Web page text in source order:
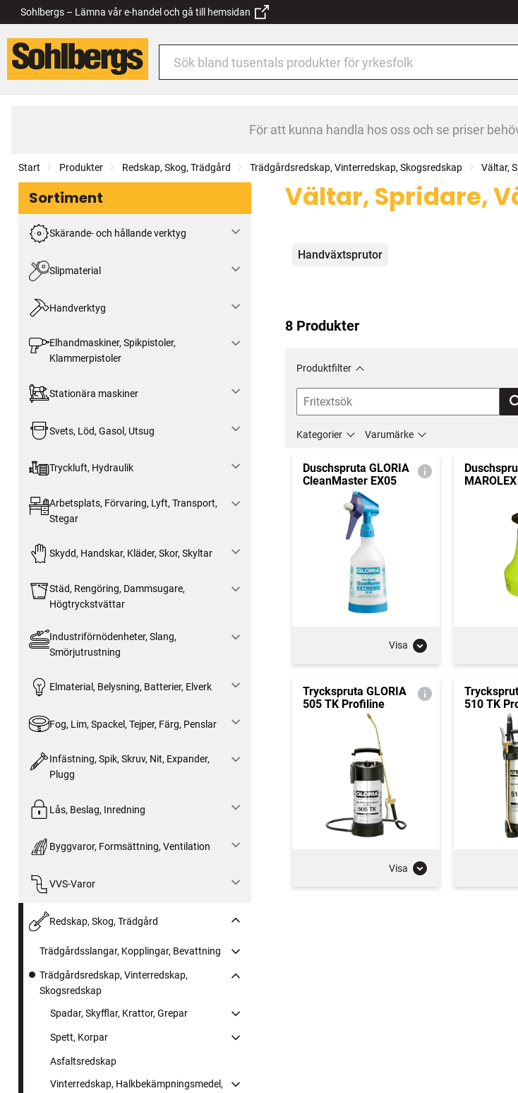
Sohlbergs – Lämna vår e-handel och gå till hemsidan
För att kunna handla hos oss och se priser
Start Produkter Redskap, Skog, Trädgård Trädgårdsredskap, Vinterredskap, Skogsredskap Vältar,
Sortiment
Skärande- och hållande verktyg
Slipmaterial
Handverktyg
Elhandmaskiner, Spikpistoler,
Klammerpistoler
Stationära maskiner
Svets, Löd, Gasol, Utsug
Tryckluft, Hydraulik
Arbetsplats, Förvaring, Lyft, Transport,
Stegar
Skydd, Handskar, Kläder, Skor, Skyltar
Städ, Rengöring, Dammsugare,
Högtryckstvättar
Industriförnödenheter, Slang,
Smörjutrustning
Elmaterial, Belysning, Batterier, Elverk
Fog, Lim, Spackel, Tejper, Färg, Penslar
Infästning, Spik, Skruv, Nit, Expander,
Plugg
Lås, Beslag, Inredning
Byggvaror, Formsättning, Ventilation
VVS-Varor
Redskap, Skog, Trädgård
Trädgårdsslangar, Kopplingar, Bevattning
Trädgårdsredskap, Vinterredskap,
Skogsredskap
Spadar, Skyfflar, Krattor, Grepar
Spett, Korpar
Asfaltsredskap
Vinterredskap, Halkbekämpningsmedel,
Vältar, Spridare,
Kategorier
Handväxtsprutor
8 Produkter
Produktfilter
Kategorier Varumärke
Duschspruta GLORIA
CleanMaster EX05
Visa
Tryckspruta GLORIA
505 TK Profiline
Visa
510 TK